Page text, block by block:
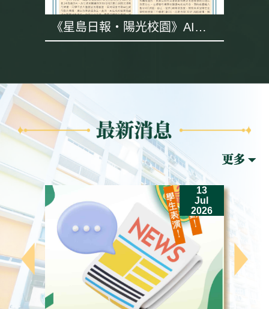
《星島日報・陽光校園》AI專
題採訪
13
Jul
2026